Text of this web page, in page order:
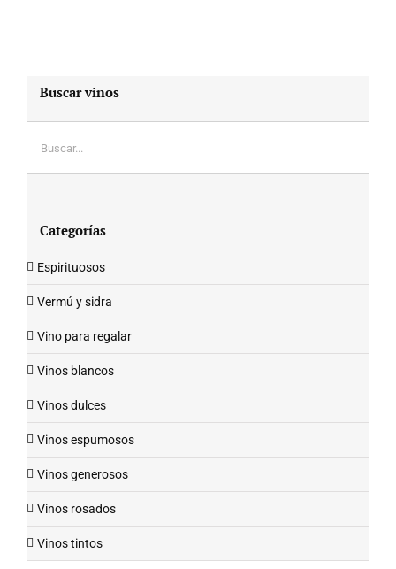
Buscar vinos
Categorías
Espirituosos
Vermú y sidra
Vino para regalar
Vinos blancos
Vinos dulces
Vinos espumosos
Vinos generosos
Vinos rosados
Vinos tintos